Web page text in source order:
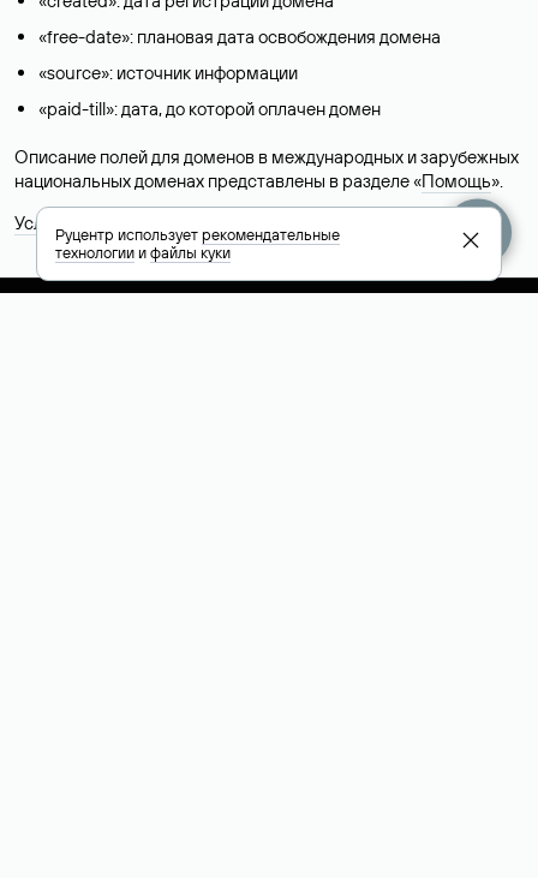
Это простой, но не всегда достоверный способ узнать
хостинг-провайдера сайта. Иногда владельцы сайтов
делегируют домен на бесплатные DNS-серверы, а данные
сайта хранятся у другого хостинг-провайдера.
Как узнать актуальные DNS
домена
О том, где можно посмотреть список DNS-серверов для
домена в сервисе Whois, мы написали выше. Порядок
Руцентр используетрекомендательные
технологииифайлы куки